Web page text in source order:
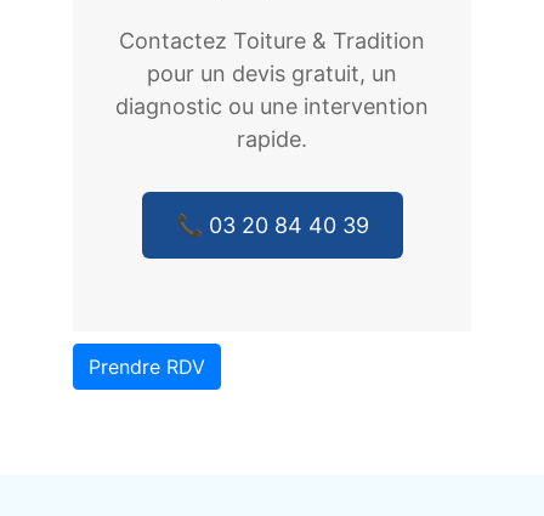
Contactez Toiture & Tradition
pour un devis gratuit, un
diagnostic ou une intervention
rapide.
📞 03 20 84 40 39
Prendre RDV